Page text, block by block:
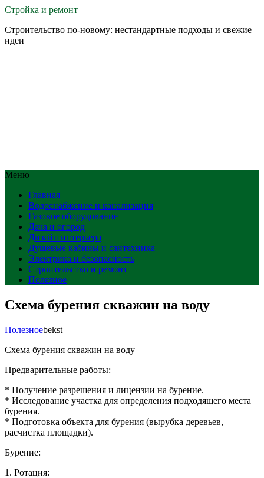
Стройка и ремонт
Строительство по-новому: нестандартные подходы и свежие
идеи
Меню
Главная
Водоснабжение и канализация
Газовое оборудование
Дача и огород
Дизайн интерьера
Душевые кабины и сантехника
Электрика и безопасность
Строительство и ремонт
Полезное
Схема бурения скважин на воду
Полезноеbekst
Схема бурения скважин на воду
Предварительные работы:
* Получение разрешения и лицензии на бурение.
* Исследование участка для определения подходящего места
бурения.
* Подготовка объекта для бурения (вырубка деревьев,
расчистка площадки).
Бурение:
1. Ротация: